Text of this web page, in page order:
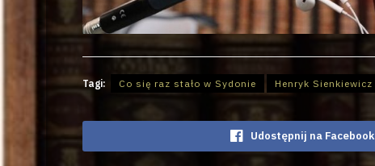
Tagi: Co się raz stało w Sydonie Henryk Sienkiewicz
Udostępnij na Facebook